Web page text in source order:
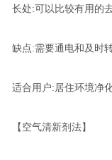
长处:可以比较有用的
缺点:需要通电和及时
适合用户:居住环境净
【空气清新剂法】